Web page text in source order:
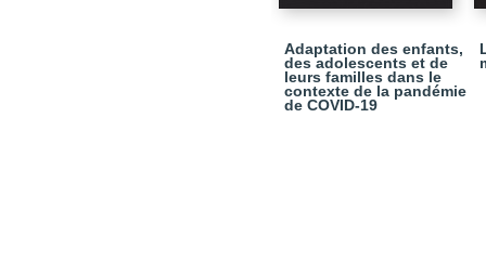
Adaptation des enfants,
des adolescents et de
leurs familles dans le
contexte de la pandémie
de COVID-19